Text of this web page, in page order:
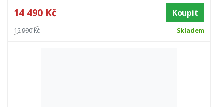
14 490 Kč Koupit
16 990 Kč Skladem